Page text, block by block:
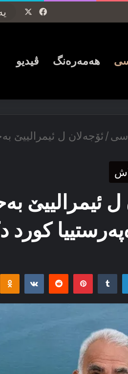
Facebook
ھەمەرەنگ ڤیدیو
/ئۆجەلان ل ئیمرالییێ
ئیمرالییێ
کورد
LinkedIn
Tumblr
Pinterest
Reddit